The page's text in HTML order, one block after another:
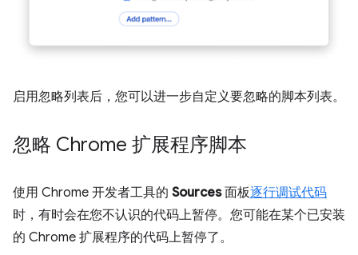
启用忽略列表后，您可以进一步自定义要忽略的脚本列表。
忽略 Chrome 扩展程序脚本
使用 Chrome 开发者工具的 Sources面板逐行调试代码
时，有时会在您不认识的代码上暂停。您可能在某个已安装
的 Chrome 扩展程序的代码上暂停了。